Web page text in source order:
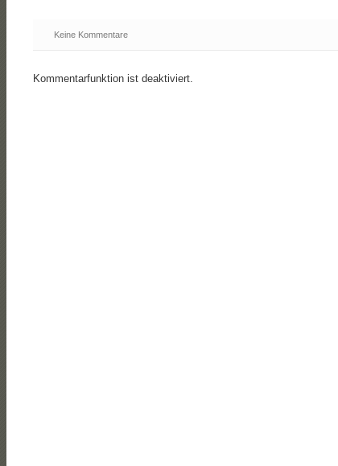
Keine Kommentare
Kommentarfunktion ist deaktiviert.